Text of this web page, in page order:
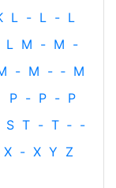
L - L - L
L M - M -
- M - ‐ M
P - P - P
S T - T ‐ -
X - X Y Z